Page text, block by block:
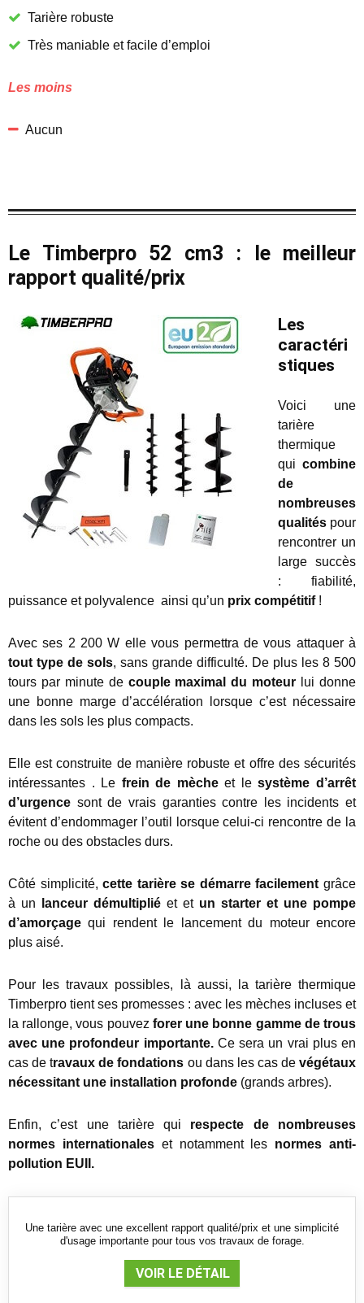
Tarière robuste
Très maniable et facile d’emploi
Les moins
Aucun
Le Timberpro 52 cm3 : le meilleur
rapport qualité/prix
Les
caractéri
stiques
Voici une
tarière
thermique
qui combine
de
nombreuses
qualitéspour
rencontrer un
large succès
: fiabilité,
puissance et polyvalence ainsi qu’un prix compétitif!
Avec ses 2 200 W elle vous permettra de vous attaquer à
tout type de sols, sans grande difficulté. De plus les 8 500
tours par minute de couple maximal du moteur lui donne
une bonne marge d’accélération lorsque c’est nécessaire
dans les sols les plus compacts.
Elle est construite de manière robuste et offre des sécurités
intéressantes . Le frein de mècheet lesystème d’arrêt
d’urgence sont de vrais garanties contre les incidents et
évitent d’endommager l’outil lorsque celui-ci rencontre de la
roche ou des obstacles durs.
Côté simplicité,cette tarière se démarre facilement grâce
à un
lanceur démultiplié et et un starter et une pompe
d’amorçage qui rendent le lancement du moteur encore
plus aisé.
Pour les travaux possibles, là aussi, la tarière thermique
Timberpro tient ses promesses : avec les mèches incluses et
la rallonge, vous pouvez forer une bonne gamme de trous
avec une profondeur importante.Ce sera un vrai plus en
cas de travaux de fondations ou dans les cas devégétaux
nécessitant une installation profonde (grands arbres).
Enfin, c’est une tarière qui respecte de nombreuses
normes internationaleset notamment les normes anti-
pollution EUII.
Une tarière avec une excellent rapport qualité/prix et une simplicité
d'usage importante pour tous vos travaux de forage.
VOIR LE DÉTAIL